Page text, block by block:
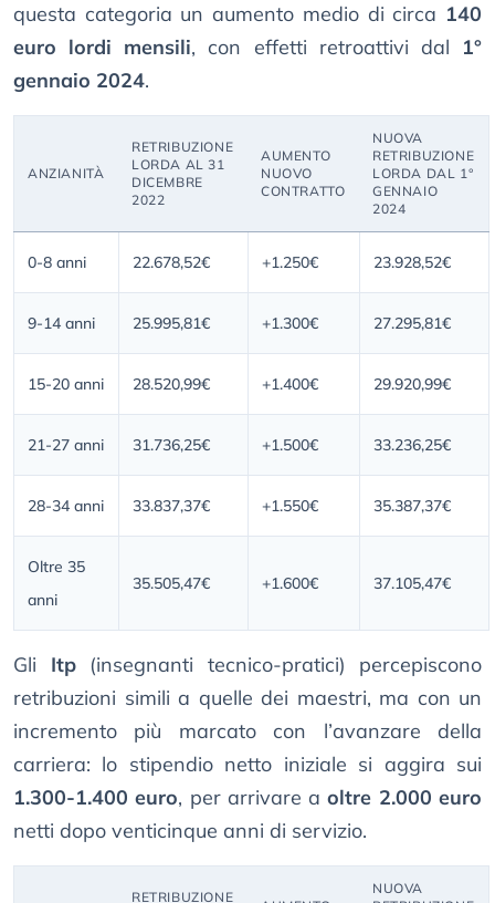
questa categoria un aumento medio di circa 140
euro lordi mensili, con effetti retroattivi dal 1°
gennaio 2024.
ANZIANITÀ
RETRIBUZIONE
LORDA AL 31
DICEMBRE
2022
AUMENTO
NUOVO
CONTRATTO
NUOVA
RETRIBUZIONE
LORDA DAL 1°
GENNAIO
2024
0-8 anni 22.678,52€ +1.250€ 23.928,52€
9-14 anni 25.995,81€ +1.300€ 27.295,81€
15-20 anni 28.520,99€ +1.400€ 29.920,99€
21-27 anni 31.736,25€ +1.500€ 33.236,25€
28-34 anni 33.837,37€ +1.550€ 35.387,37€
Oltre 35
anni
35.505,47€ +1.600€ 37.105,47€
Gli Itp(insegnanti tecnico-pratici) percepiscono
retribuzioni simili a quelle dei maestri, ma con un
incremento più marcato con l’avanzare della
carriera: lo stipendio netto iniziale si aggira sui
1.300-1.400 euro, per arrivare aoltre 2.000 euro
netti dopo venticinque anni di servizio.
RETRIBUZIONE
NUOVA